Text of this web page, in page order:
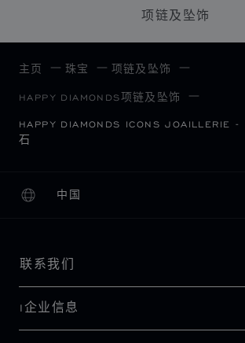
项链及坠饰
主页 珠宝 项链及坠饰
HAPPY DIAMONDS项链及坠饰
HAPPY DIAMONDS ICONS JOAILLERIE
石
中国
本地化（更改国家/地区）
更改国家/地区
联系我们
I企业信息